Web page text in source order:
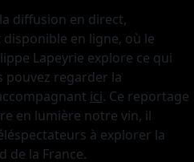
diffusion en direct,
en ligne, où le
Lapeyrie explore ce qui
pouvez regarder la
ici. Ce reportage
en lumière notre vin, il
à explorer la
de la France.